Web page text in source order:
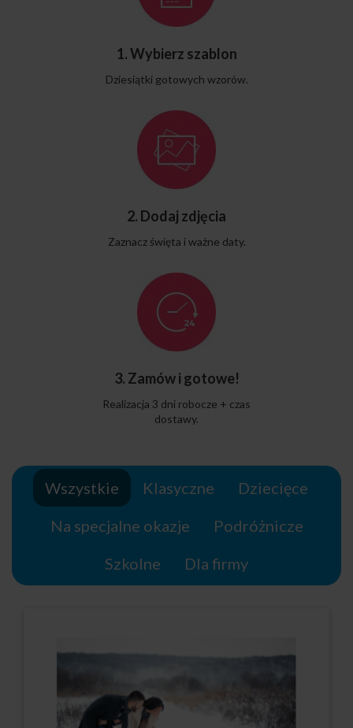
1. Wybierz szablon
Dziesiątki gotowych wzorów.
2. Dodaj zdjęcia
Zaznacz święta i ważne daty.
3. Zamów i gotowe!
Realizacja 3 dni robocze + czas
dostawy.
Wszystkie Klasyczne
Dziecięce
Na specjalne okazje
Podróżnicze
Szkolne
Dla firmy